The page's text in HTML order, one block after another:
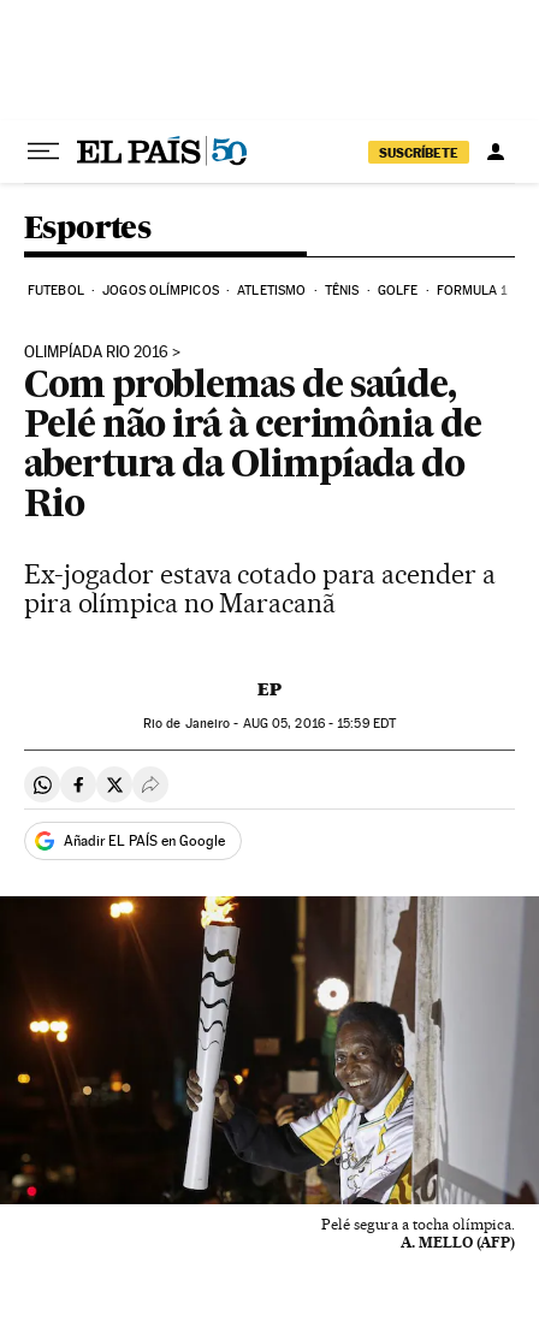
SUSCRÍBETE
Esportes
FUTEBOL JOGOS OLÍMPICOS ATLETISMO TÊNIS GOLFE FORMULA 1
OLIMPÍADA RIO 2016
Com problemas de saúde,
Pelé não irá à cerimônia de
abertura da Olimpíada do
Rio
Ex-jogador estava cotado para acender a
pira olímpica no Maracanã
EP
Rio de Janeiro - AUG05, 2016 - 15:59EDT
Compartir en Whatsapp
Compartir en Facebook
Compartir en Twitter
Desplegar Redes Sociales
Añadir EL PAÍS en Google
Pelé segura a tocha olímpica.
A. MELLO (AFP)